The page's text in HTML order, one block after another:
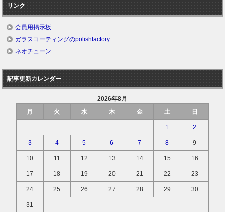
リンク
会員用掲示板
ガラスコーティングのpolishfactory
ネオチューン
記事更新カレンダー
2026年8月
月
火 水 木 金 土 日
1 2
3 4 5 6 7 8 9
10 11 12 13 14 15 16
17 18 19 20 21 22 23
24 25 26 27 28 29 30
31